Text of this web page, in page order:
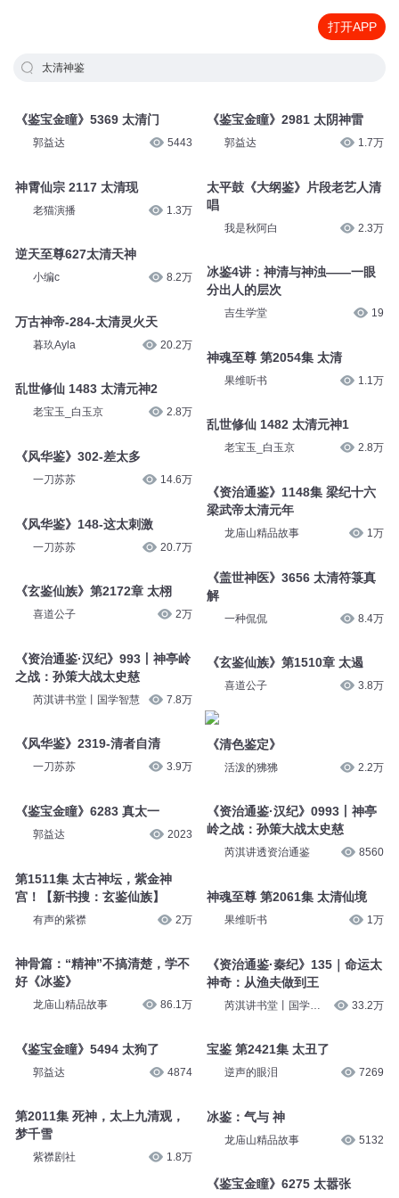
打开APP
太清神鉴
《鉴宝金瞳》5369 太清门
郭益达 5443
神霄仙宗 2117 太清现
老猫演播 1.3万
逆天至尊627太清天神
小编c 8.2万
万古神帝-284-太清灵火天
暮玖Ayla 20.2万
乱世修仙 1483 太清元神2
老宝玉_白玉京 2.8万
《风华鉴》302-差太多
一刀苏苏 14.6万
《风华鉴》148-这太刺激
一刀苏苏 20.7万
《玄鉴仙族》第2172章 太栩
喜道公子 2万
《资治通鉴·汉纪》993丨神亭岭
之战：孙策大战太史慈
芮淇讲书堂丨国学智慧 7.8万
《风华鉴》2319-清者自清
一刀苏苏 3.9万
《鉴宝金瞳》6283 真太一
郭益达 2023
第1511集 太古神坛，紫金神
宫！【新书搜：玄鉴仙族】
有声的紫襟 2万
神骨篇：“精神”不搞清楚，学不
好《冰鉴》
龙庙山精品故事 86.1万
《鉴宝金瞳》5494 太狗了
郭益达 4874
第2011集 死神，太上九清观，
梦千雪
紫襟剧社 1.8万
《鉴宝金瞳》2981 太阴神雷
郭益达 1.7万
太平鼓《大纲鉴》片段老艺人清
唱
我是秋阿白 2.3万
冰鉴4讲：神清与神浊——一眼
分出人的层次
吉生学堂 19
神魂至尊 第2054集 太清
果维听书 1.1万
乱世修仙 1482 太清元神1
老宝玉_白玉京 2.8万
《资治通鉴》1148集 梁纪十六
梁武帝太清元年
龙庙山精品故事 1万
《盖世神医》3656 太清符箓真
解
一种侃侃 8.4万
《玄鉴仙族》第1510章 太遏
喜道公子 3.8万
《清色鉴定》
活泼的狒狒 2.2万
《资治通鉴·汉纪》0993丨神亭
岭之战：孙策大战太史慈
芮淇讲透资治通鉴 8560
神魂至尊 第2061集 太清仙境
果维听书 1万
《资治通鉴·秦纪》135｜命运太
神奇：从渔夫做到王
芮淇讲书堂丨国学智
33.2万
宝鉴 第2421集 太丑了
逆声的眼泪 7269
冰鉴：气与 神
龙庙山精品故事 5132
《鉴宝金瞳》6275 太嚣张